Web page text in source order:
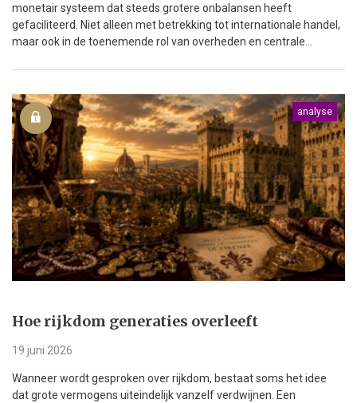
monetair systeem dat steeds grotere onbalansen heeft
gefaciliteerd. Niet alleen met betrekking tot internationale handel,
maar ook in de toenemende rol van overheden en centrale...
analyse
Hoe rijkdom generaties overleeft
19 juni 2026
Wanneer wordt gesproken over rijkdom, bestaat soms het idee
dat grote vermogens uiteindelijk vanzelf verdwijnen. Een